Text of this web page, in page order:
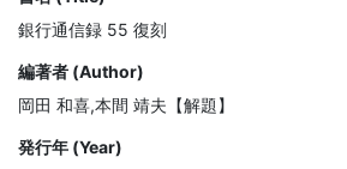
銀行通信録 55 復刻
編著者 (Author)
岡田 和喜,本間 靖夫【解題】
発行年 (Year)